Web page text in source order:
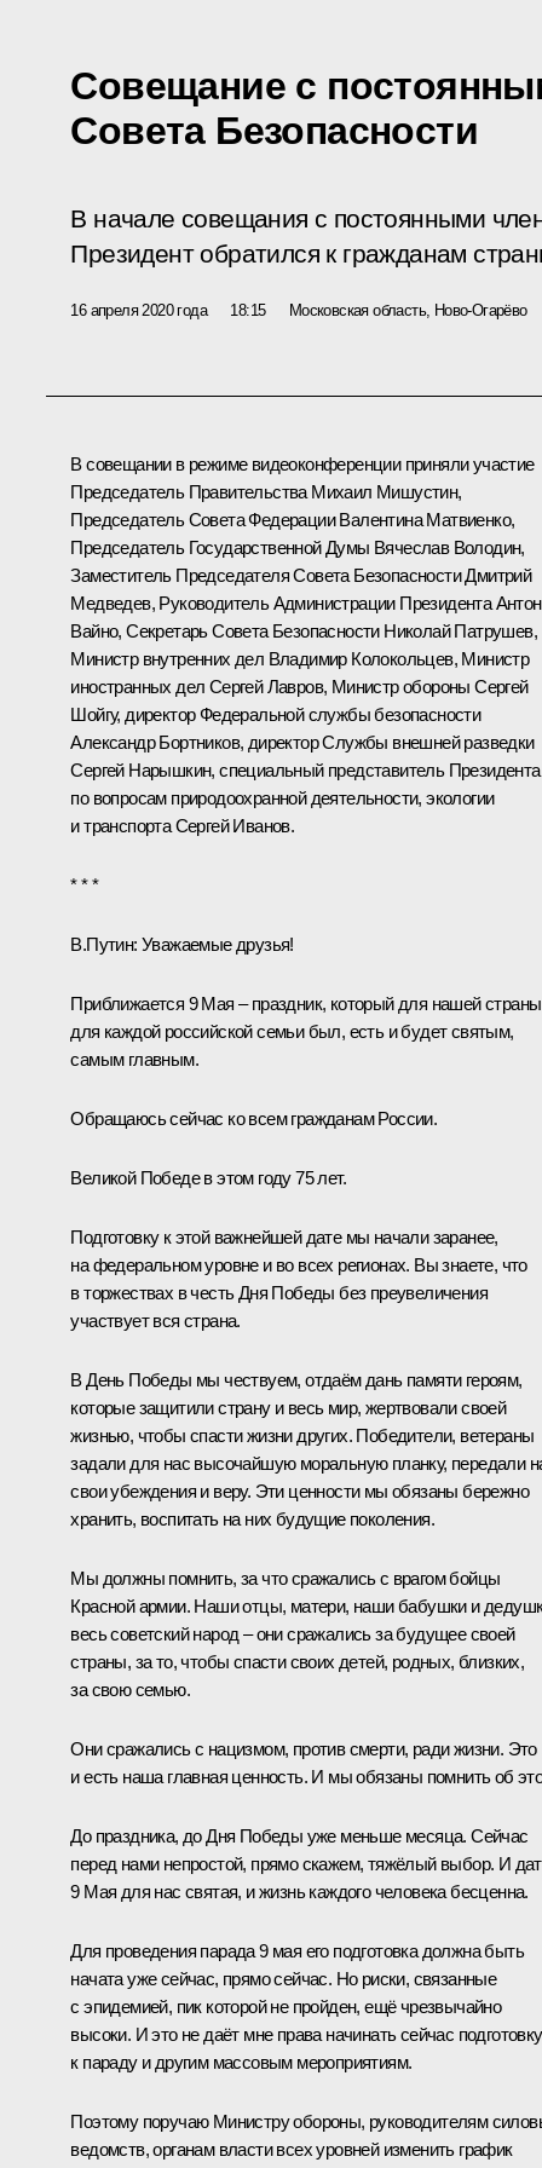
Совещание с
Совета Безопасности
В начале совещания с постоянными
Президент обратился к гражданам
16 апреля 2020 года 18:15 Московская область, Ново-Огарёво
В совещании в режиме видеоконференции приняли участие
Председатель Правительства Михаил Мишустин,
Председатель Совета ФедерацииВалентина Матвиенко,
Председатель Государственной Думы Вячеслав Володин,
Заместитель Председателя Совета БезопасностиДмитрий
Медведев, Руководитель Администрации ПрезидентаАнтон
Вайно, Секретарь Совета Безопасности Николай Патрушев,
Министр внутренних дел Владимир Колокольцев, Министр
иностранных дел Сергей Лавров, Министр обороныСергей
Шойгу, директор Федеральной службы безопасности
Александр Бортников, директор Службы внешней разведки
Сергей Нарышкин, специальный представитель Президента
по вопросам природоохранной деятельности, экологии
и транспортаСергей Иванов.
* * *
В.Путин: Уважаемые друзья!
Приближается 9 Мая – праздник, который для нашей
для каждой российской семьи был, есть и будет святым,
самым главным.
Обращаюсь сейчас ко всем гражданам России.
Великой Победе в этом году 75 лет.
Подготовку к этой важнейшей дате мы начали заранее,
на федеральном уровне и во всех регионах. Вы знаете, что
в торжествах в честь Дня Победы без преувеличения
участвует вся страна.
В День Победы мы чествуем, отдаём дань памяти героям,
которые защитили страну и весь мир, жертвовали своей
жизнью, чтобы спасти жизни других. Победители, ветераны
задали для нас высочайшую моральную планку, передали
свои убеждения и веру. Эти ценности мы обязаны бережно
хранить, воспитать на них будущие поколения.
Мы должны помнить, за что сражались с врагом бойцы
Красной армии. Наши отцы, матери, наши бабушки и
весь советский народ – они сражались за будущее своей
страны, за то, чтобы спасти своих детей, родных, близких,
за свою семью.
Они сражались с нацизмом, против смерти, ради жизни. Это
и есть наша главная ценность. И мы обязаны помнить об
До праздника, до Дня Победы уже меньше месяца. Сейчас
перед нами непростой, прямо скажем, тяжёлый выбор. И
9 Мая для нас святая, и жизнь каждого человека бесценна.
Для проведения парада 9 мая его подготовка должна быть
начата уже сейчас, прямо сейчас. Но риски, связанные
с эпидемией, пик которой не пройден, ещё чрезвычайно
высоки. И это не даёт мне права начинать сейчас подготовку
к параду и другим массовым мероприятиям.
Поэтому поручаю Министру обороны, руководителям
ведомств, органам власти всех уровней изменить график